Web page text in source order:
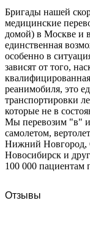
Бригады нашей
медицинские
домой) в Москве и
единственная
особенно в
зависят от того,
реанимобиля, это
транспортировки
которые не в
Мы перевозим "в" и
самолетом,
Нижний Новгород,
Новосибирск и
100 000 пациентам
Отзывы